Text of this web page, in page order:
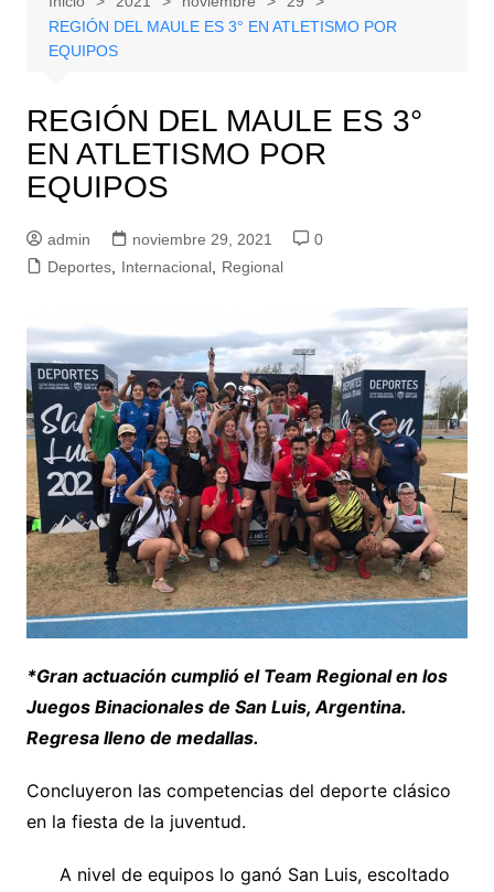
REGIÓN DEL MAULE ES 3° EN ATLETISMO POR
EQUIPOS
REGIÓN DEL MAULE ES 3°
EN ATLETISMO POR
EQUIPOS
admin noviembre 29, 2021
0
Deportes, Internacional, Regional
*Gran actuación cumplió el Team Regional en los
Juegos Binacionales de San Luis, Argentina.
Regresa lleno de medallas.
Concluyeron las competencias del deporte clásico
en la fiesta de la juventud.
A nivel de equipos lo ganó San Luis, escoltado